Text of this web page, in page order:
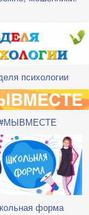
психологии
форма